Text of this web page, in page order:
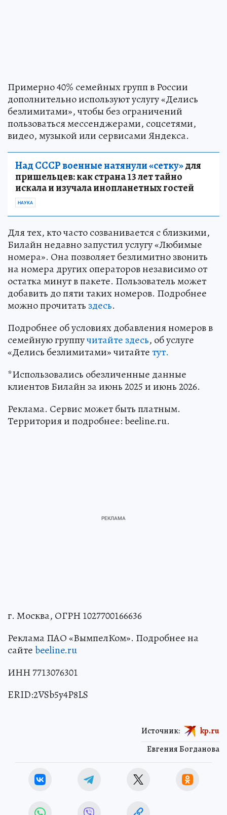
Примерно 40% семейных групп в России
дополнительно используют услугу «Делись
безлимитами», чтобы без ограничений
пользоваться мессенджерами, соцсетями,
видео, музыкой или сервисами Яндекса.
Над СССР военные натянули «сетку»для
пришельцев: как страна 13 лет тайно
искала и изучала инопланетных гостей
НАУКА
Для тех, кто часто созванивается с близкими,
Билайн недавно запустил услугу «Любимые
номера». Она позволяет безлимитно звонить
на номера других операторов независимо от
остатка минут в пакете. Пользователь может
добавить до пяти таких номеров. Подробнее
можно прочитать здесь.
Подробнее об условиях добавления номеров в
семейную группучитайте здесь, об услуге
«Делись безлимитами» читайтетут.
*Использовались обезличенные данные
клиентов Билайн за июнь 2025 и июнь 2026.
Реклама. Сервис может быть платным.
Территория и подробнее: beeline.ru.
г. Москва, ОГРН 1027700166636
Реклама ПАО «ВымпелКом». Подробнее на
сайтеbeeline.ru
ИНН 7713076301
ERID:2VSb5y4P8LS
Евгения Богданова
Источник: kp.ru